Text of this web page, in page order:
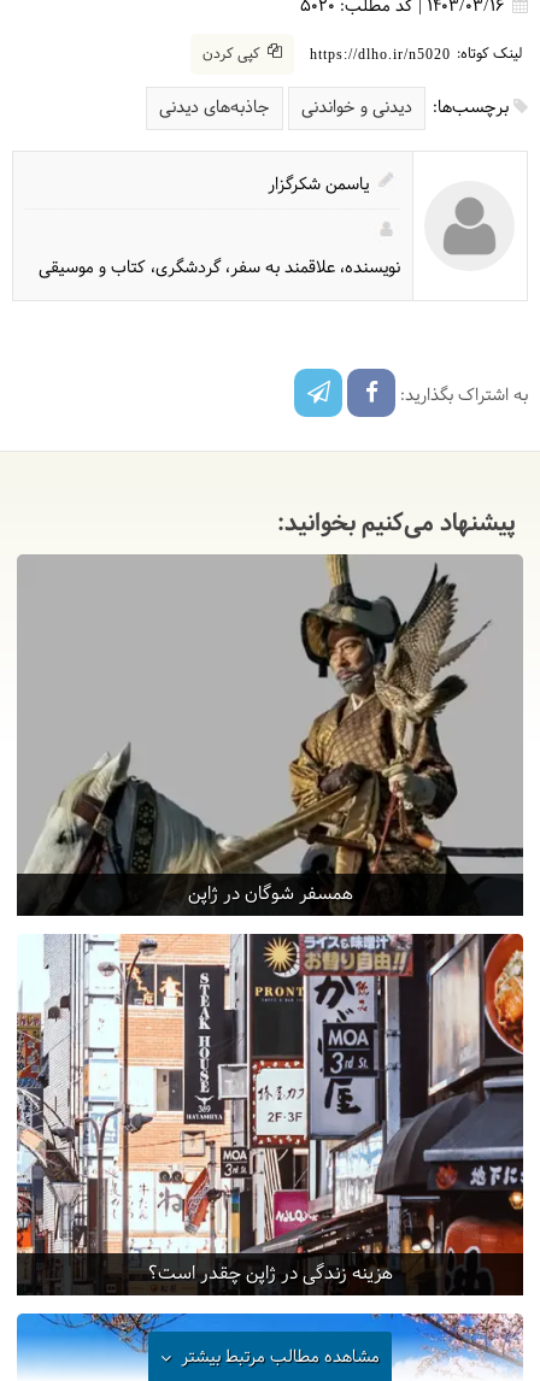
1403/03/16 کد مطلب: 5020
لینک کوتاه: https://dlho.ir/n5020 کپی کردن
برچسب‌ها: دیدنی و خواندنی جاذبه‌های دیدنی
یاسمن شکرگزار
نویسنده، علاقمند به سفر، گردشگری، کتاب و موسیقی
به اشتراک بگذارید:
پیشنهاد می‌کنیم بخوانید:
همسفر شوگان در ژاپن
هزینه زندگی در ژاپن چقدر است؟
مشاهده مطالب مرتبطبیشتر